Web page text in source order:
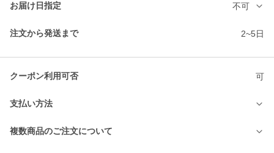
お届け日指定 不可
注文から発送まで 2~5日
クーポン利用可否 可
支払い方法
複数商品のご注文について